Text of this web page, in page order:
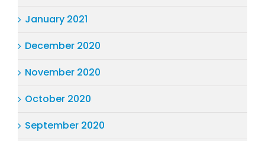
January 2021
December 2020
November 2020
October 2020
September 2020